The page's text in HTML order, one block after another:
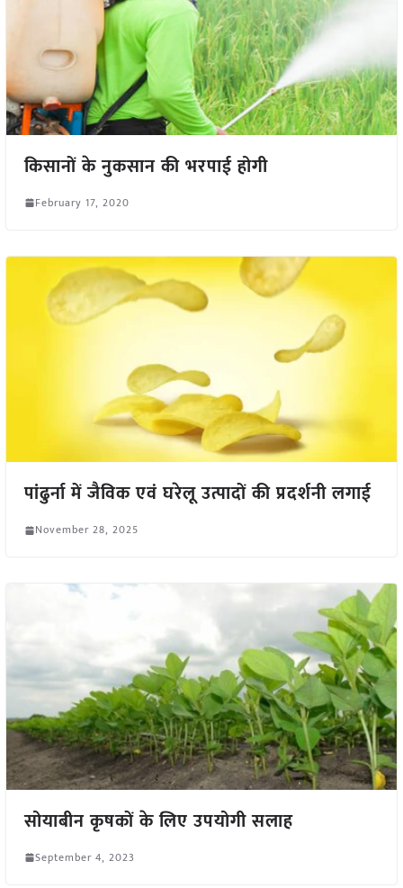
किसानों के नुकसान की भरपाई होगी
February 17, 2020
पांढुर्ना में जैविक एवं घरेलू उत्पादों की प्रदर्शनी लगाई
November 28, 2025
सोयाबीन कृषकों के लिए उपयोगी सलाह
September 4, 2023